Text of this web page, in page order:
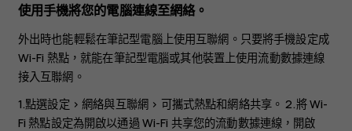
指
南
使用手機將您的電腦連線至網絡。
外出時也能輕鬆在筆記型電腦上使用互聯網。只要將手機設定成
Wi-Fi 熱點，就能在筆記型電腦或其他裝置上使用流動數據連線
接入互聯網。
1.點選設定 >網絡與互聯網 > 可攜式熱點和網絡共享。 2.將Wi-
Fi 熱點設定為開啟以通過 Wi-Fi 共享您的流動數據連線，開啟